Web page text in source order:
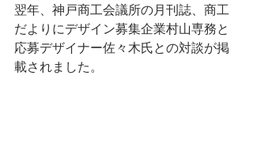
翌年、神戸商工会議所の月刊誌、商工
だよりにデザイン募集企業村山専務と
応募デザイナー佐々木氏との対談が掲
載されました。